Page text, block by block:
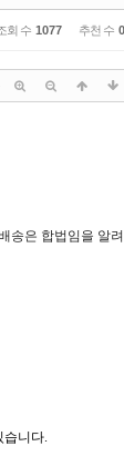
회 수 1077 추천 수 0
송은 합법임을 알
습니다.